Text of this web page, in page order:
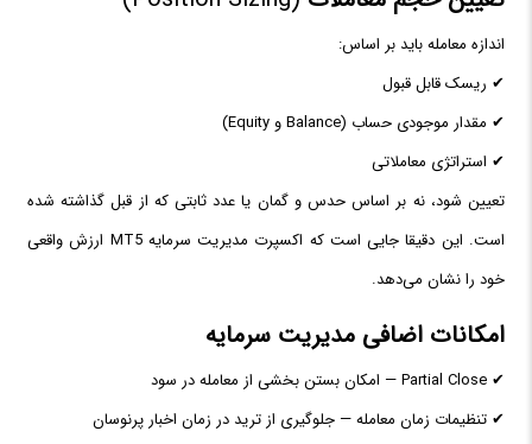
اندازه معامله باید بر اساس:
✔ ریسک قابل قبول
✔ مقدار موجودی حساب (Balance و Equity)
✔ استراتژی معاملاتی
تعیین شود، نه بر اساس حدس و گمان یا عدد ثابتی که از قبل گذاشته شده
است. این دقیقا جایی است که اکسپرت مدیریت سرمایه MT5 ارزش واقعی
خود را نشان می‌دهد.
امکانات اضافی مدیریت سرمایه
✔ Partial Close — امکان بستن بخشی از معامله در سود
✔ تنظیمات زمان معامله — جلوگیری از ترید در زمان اخبار پرنوسان